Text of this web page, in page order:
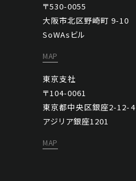
〒530-0055
大阪市北区野崎町 9-10
SoWAsビル
MAP
東京支社
〒104-0061
東京都中央区銀座2-12-4
アジリア銀座1201
MAP